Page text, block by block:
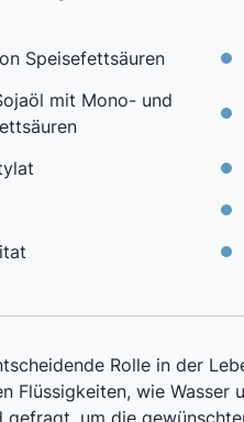
Speisefettsäuren
mit Mono- und
Rolle in der
Flüssigkeiten, wie
um die